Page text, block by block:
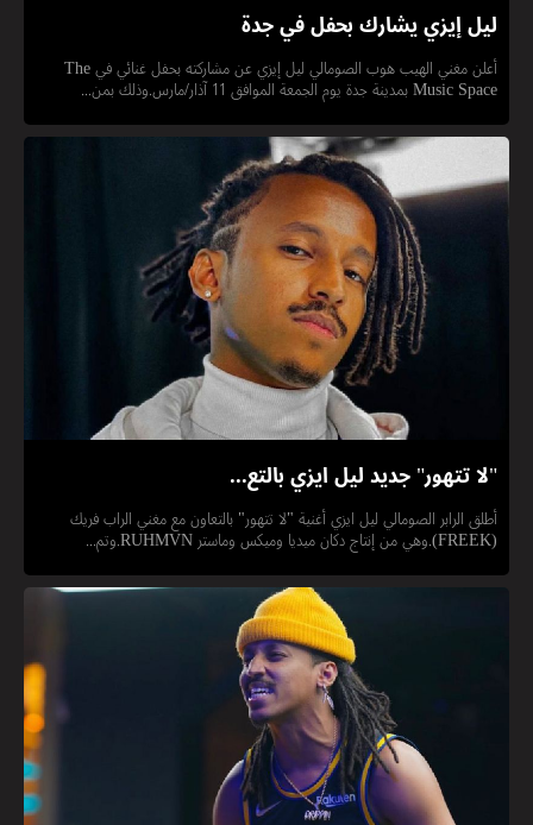
ليل إيزي يشارك بحفل في جدة
أعلن مغني الهيب هوب الصومالي ليل إيزي عن مشاركته بحفل غنائي في The
Music Space بمدينة جدة يوم الجمعة الموافق 11 آذار/مارس.وذلك بمن...
"لا تتهور" جديد ليل ايزي بالتع...
أطلق الرابر الصومالي ليل ايزي أغنية "لا تتهور" بالتعاون مع مغني الراب فريك
(FREEK).وهي من إنتاج دكان ميديا وميكس وماستر RUHMVN.وتم...